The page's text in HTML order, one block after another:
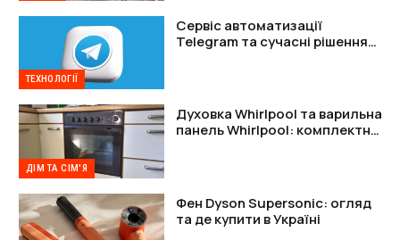
ТЕХНОЛОГІЇ
Сервіс автоматизації
Telegram та сучасні рішення
ДІМ ТА СІМ'Я
Духовка Whirlpool та варильна
панель Whirlpool: комплектне
Фен Dyson Supersonic: огляд
та де купити в Україні